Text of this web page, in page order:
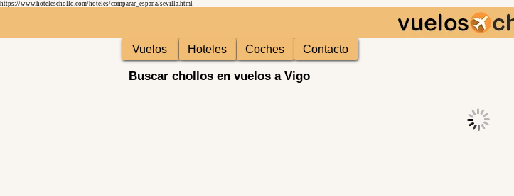
https://www.hoteleschollo.com/hoteles/comparar_espana/sevilla.html
Vuelos Hoteles Coches Contacto
Buscar chollos en vuelos a Vigo